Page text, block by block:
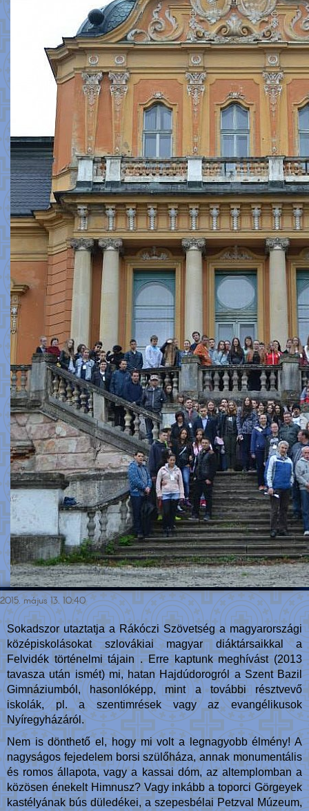
2015. május 13. 10:40
Sokadszor utaztatja a Rákóczi Szövetség a magyarországi
középiskolásokat szlovákiai magyar diáktársaikkal a
Felvidék történelmi tájain . Erre kaptunk meghívást (2013
tavasza után ismét) mi, hatan Hajdúdorogról a Szent Bazil
Gimnáziumból, hasonlóképp, mint a további résztvevő
iskolák, pl. a szentimrések vagy az evangélikusok
Nyíregyházáról.
Nem is dönthető el, hogy mi volt a legnagyobb élmény! A
nagyságos fejedelem borsi szülőháza, annak monumentális
és romos állapota, vagy a kassai dóm, az altemplomban a
közösen énekelt Himnusz? Vagy inkább a toporci Görgeyek
kastélyának bús düledékei, a szepesbélai Petzval Múzeum,